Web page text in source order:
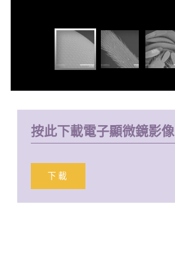
按此下載電子顯微鏡影像
下載